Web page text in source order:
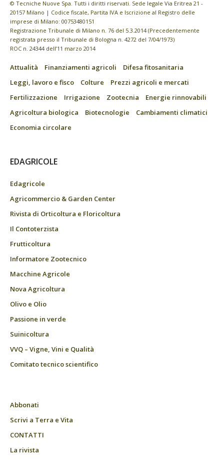
© Tecniche Nuove Spa. Tutti i diritti riservati. Sede legale Via Eritrea 21 -
20157 Milano | Codice fiscale, Partita IVA e Iscrizione al Registro delle
imprese di Milano: 00753480151
Registrazione Tribunale di Milano n. 76 del 5.3.2014 (Precedentemente
registrata presso il Tribunale di Bologna n. 4272 del 7/04/1973)
ROC n. 24344 dell’11 marzo 2014
Attualità Finanziamenti agricoli
Difesa fitosanitaria
Leggi, lavoro e fisco
Colture
Prezzi agricoli e mercati
Fertilizzazione
Irrigazione Zootecnia
Energie rinnovabili
Agricoltura biologica
Biotecnologie
Cambiamenti climatici
Economia circolare
EDAGRICOLE
Edagricole
Agricommercio & Garden Center
Rivista di Orticoltura e Floricoltura
Il Contoterzista
Frutticoltura
Informatore Zootecnico
Macchine Agricole
Nova Agricoltura
Olivo e Olio
Passione in verde
Suinicoltura
VVQ – Vigne, Vini e Qualità
Comitato tecnico scientifico
Abbonati
Scrivi a Terra e Vita
CONTATTI
La rivista